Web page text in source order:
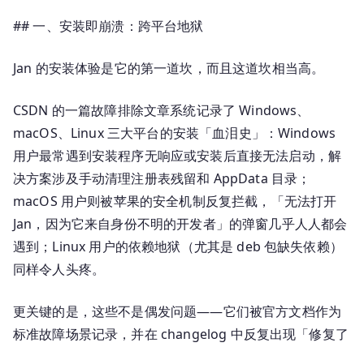
## 一、安装即崩溃：跨平台地狱
Jan 的安装体验是它的第一道坎，而且这道坎相当高。
CSDN 的一篇故障排除文章系统记录了 Windows、
macOS、Linux 三大平台的安装「血泪史」：Windows
用户最常遇到安装程序无响应或安装后直接无法启动，解
决方案涉及手动清理注册表残留和 AppData 目录；
macOS 用户则被苹果的安全机制反复拦截，「无法打开
Jan，因为它来自身份不明的开发者」的弹窗几乎人人都会
遇到；Linux 用户的依赖地狱（尤其是 deb 包缺失依赖）
同样令人头疼。
更关键的是，这些不是偶发问题——它们被官方文档作为
标准故障场景记录，并在 changelog 中反复出现「修复了